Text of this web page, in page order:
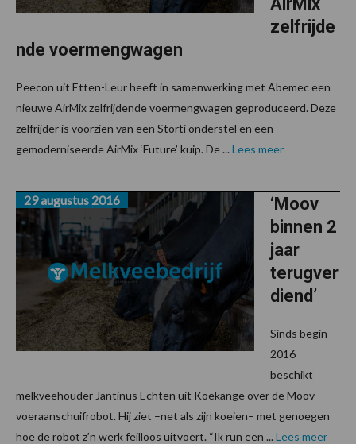
zelfrijde
nde voermengwagen
Peecon uit Etten-Leur heeft in samenwerking met Abemec een
nieuwe AirMix zelfrijdende voermengwagen geproduceerd. Deze
zelfrijder is voorzien van een Storti onderstel en een
gemoderniseerde AirMix ‘Future’ kuip. De ... Lees meer
‘Moov
binnen 2
jaar
terugver
diend’
29 augustus 2016
Sinds begin
2016
beschikt
melkveehouder Jantinus Echten uit Koekange over de Moov
voeraanschuifrobot. Hij ziet –net als zijn koeien– met genoegen
hoe de robot z’n werk feilloos uitvoert. “Ik run een ... Lees meer